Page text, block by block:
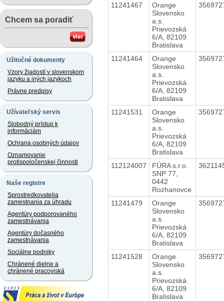
Chcem sa poradiť
Užitočné dokumenty
Vzory žiadostí v slovenskom
jazyku a iných jazykoch
Právne predpisy
Užívateľský servis
Slobodný prístup k
informáciám
Ochrana osobných údajov
Oznamovanie
protispoločenskej činnosti
Naše registre
Sprostredkovatelia
zamestnania za úhradu
Agentúry podporovaného
zamestnávania
Agentúry dočasného
zamestnávania
Sociálne podniky
Chránené dielne a
chránené pracoviská
11241467
Orange
Slovensko
a.s.
Prievozská
6/A, 82109
Bratislava
11241464
Orange
Slovensko
a.s.
Prievozská
6/A, 82109
Bratislava
11241531
Orange
Slovensko
a.s.
Prievozská
6/A, 82109
Bratislava
112124007
FÚRA s.r.o.
SNP 77,
0442
Rozhanovce
11241479
Orange
Slovensko
a.s.
Prievozská
6/A, 82109
Bratislava
11241528
Orange
Slovensko
a.s.
Prievozská
6/A, 82109
Bratislava